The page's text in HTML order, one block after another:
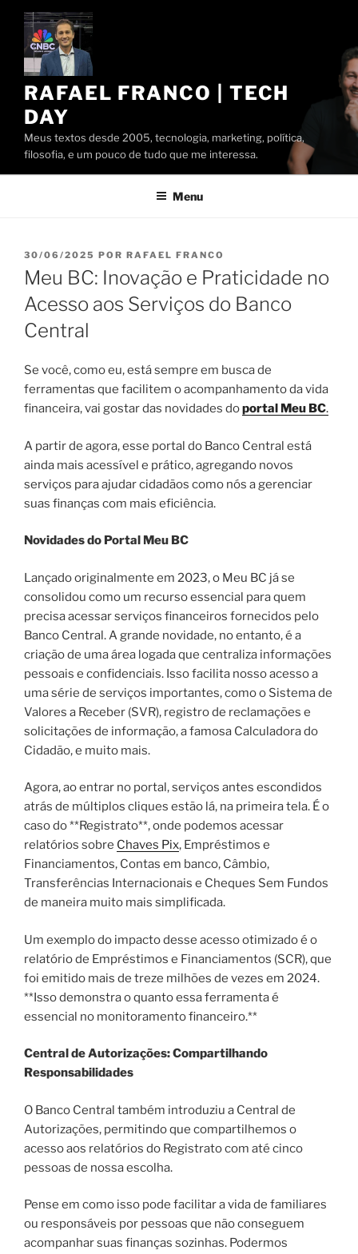
Pular
conteúdo
RAFAEL FRANCO | TECH
DAY
Meus textos desde 2005, tecnologia, marketing, política,
filosofia, e um pouco de tudo que me interessa.
Menu
PUBLICADO
EM
30/06/2025 POR RAFAEL FRANCO
Meu BC: Inovação e Praticidade no
Acesso aos Serviços do Banco
Central
Se você, como eu, está sempre em busca de
ferramentas que facilitem o acompanhamento da vida
financeira, vai gostar das novidades doportal Meu BC.
A partir de agora, esse portal do Banco Central está
ainda mais acessível e prático, agregando novos
serviços para ajudar cidadãos como nós a gerenciar
suas finanças com mais eficiência.
Novidades do Portal Meu BC
Lançado originalmente em 2023, o Meu BC já se
consolidou como um recurso essencial para quem
precisa acessar serviços financeiros fornecidos pelo
Banco Central. A grande novidade, no entanto, é a
criação de uma área logada que centraliza informações
pessoais e confidenciais. Isso facilita nosso acesso a
uma série de serviços importantes, como o Sistema de
Valores a Receber (SVR), registro de reclamações e
solicitações de informação, a famosa Calculadora do
Cidadão, e muito mais.
Agora, ao entrar no portal, serviços antes escondidos
atrás de múltiplos cliques estão lá, na primeira tela. É o
caso do **Registrato**, onde podemos acessar
relatórios sobre Chaves Pix, Empréstimos e
Financiamentos, Contas em banco, Câmbio,
Transferências Internacionais e Cheques Sem Fundos
de maneira muito mais simplificada.
Um exemplo do impacto desse acesso otimizado é o
relatório de Empréstimos e Financiamentos (SCR), que
foi emitido mais de treze milhões de vezes em 2024.
**Isso demonstra o quanto essa ferramenta é
essencial no monitoramento financeiro.**
Central de Autorizações: Compartilhando
Responsabilidades
O Banco Central também introduziu a Central de
Autorizações, permitindo que compartilhemos o
acesso aos relatórios do Registrato com até cinco
pessoas de nossa escolha.
Pense em como isso pode facilitar a vida de familiares
ou responsáveis por pessoas que não conseguem
acompanhar suas finanças sozinhas. Podermos